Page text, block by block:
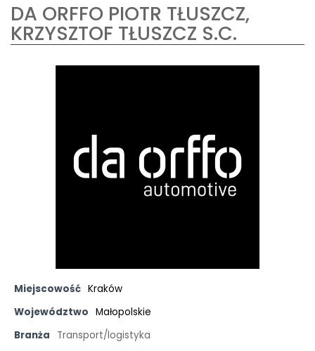
DA ORFFO PIOTR TŁUSZCZ,
KRZYSZTOF TŁUSZCZ S.C.
Miejscowość Kraków
Województwo Małopolskie
Branża
Transport/logistyka